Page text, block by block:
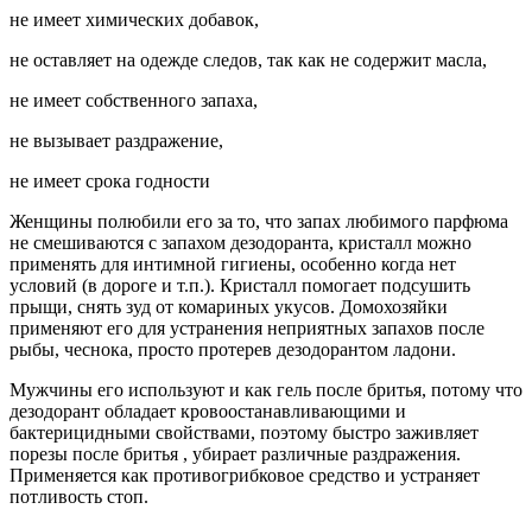
не имеет химических добавок,
не оставляет на одежде следов, так как не содержит масла,
не имеет собственного запаха,
не вызывает раздражение,
не имеет срока годности
Женщины полюбили его за то, что запах любимого парфюма
не смешиваются с запахом дезодоранта, кристалл можно
применять для интимной гигиены, особенно когда нет
условий (в дороге и т.п.). Кристалл помогает подсушить
прыщи, снять зуд от комариных укусов. Домохозяйки
применяют его для устранения неприятных запахов после
рыбы, чеснока, просто протерев дезодорантом ладони.
Мужчины его используют и как гель после бритья, потому что
дезодорант обладает кровоостанавливающими и
бактерицидными свойствами, поэтому быстро заживляет
порезы после бритья , убирает различные раздражения.
Применяется как противогрибковое средство и устраняет
потливость стоп.